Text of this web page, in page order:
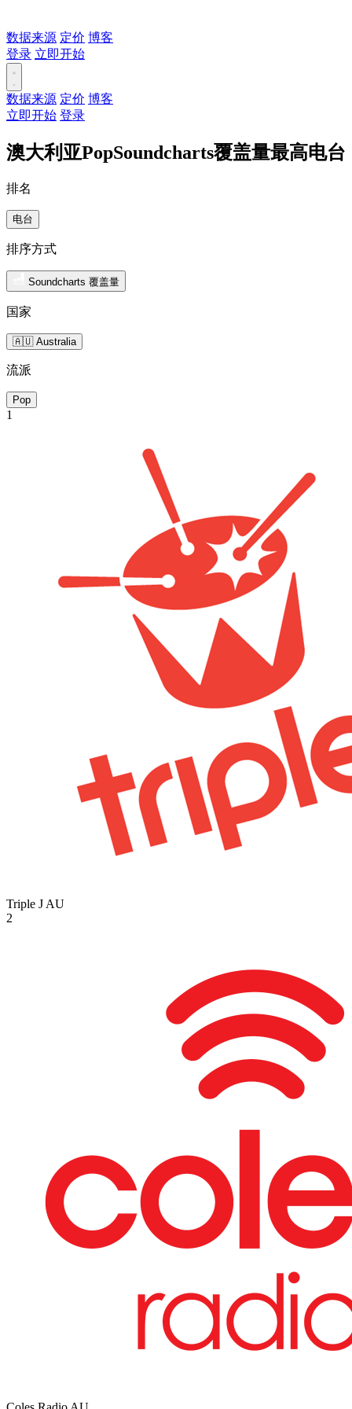
数据来源 定价 博客
登录 立即开始
数据来源 定价 博客
立即开始 登录
澳大利亚PopSoundcharts覆盖量最高电台
排名
电台
排序方式
Soundcharts 覆盖量
国家
🇦🇺 Australia
流派
Pop
1
Triple J AU
2